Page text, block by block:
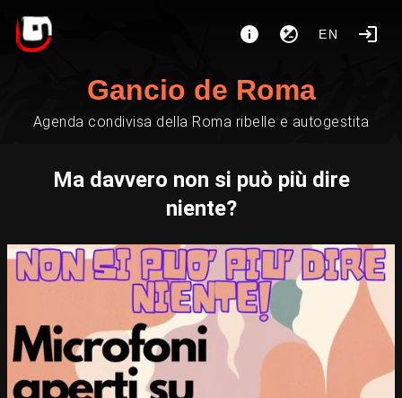
EN
Gancio de Roma
Agenda condivisa della Roma ribelle e autogestita
Ma davvero non si può più dire
niente?